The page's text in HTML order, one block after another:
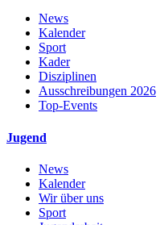
News
Kalender
Sport
Kader
Disziplinen
Ausschreibungen 2026
Top-Events
Jugend
News
Kalender
Wir über uns
Sport